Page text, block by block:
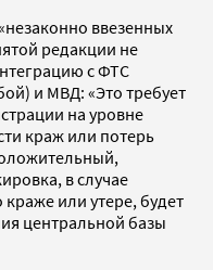
ввезенных
редакции не
с ФТС
и МВД: «Это требует
на уровне
краж или потерь
в случае
или утере, будет
центральной базы